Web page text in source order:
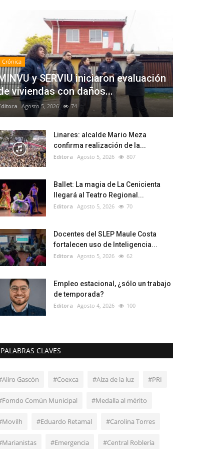
Crónica
y SERVIU iniciaron evaluación
viviendas con daños...
Agosto 5, 2026 74
Linares: alcalde Mario Meza
confirma realización de la...
Editora Agosto 5, 2026 807
Ballet: La magia de La Cenicienta
llegará al Teatro Regional...
Editora Agosto 5, 2026 70
Docentes del SLEP Maule Costa
fortalecen uso de Inteligencia...
Editora Agosto 5, 2026 62
Empleo estacional, ¿sólo un trabajo
de temporada?
Editora Agosto 4, 2026 100
PALABRAS CLAVES
Gascón #Coexca #Alza de la luz #PRI
Común Municipal #Medalla al mérito
#Eduardo Retamal #Carolina Torres
#Emergencia #Central Roblería